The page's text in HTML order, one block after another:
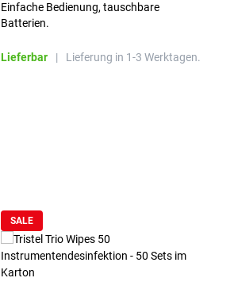
Einfache Bedienung, tauschbare
Batterien.
Lieferbar | Lieferung in 1-3 Werktagen.
SALE